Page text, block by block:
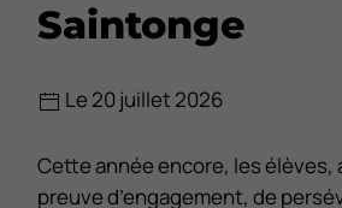
Saintonge
Le 20 juillet 2026
Cette année encore, les
preuve d’engagement, de